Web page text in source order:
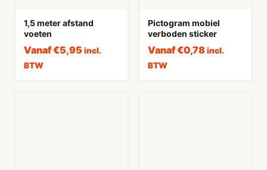
1,5 meter afstand
voeten
Vanaf€5,95 incl.
BTW
Pictogram mobiel
verboden sticker
Vanaf€0,78 incl.
BTW